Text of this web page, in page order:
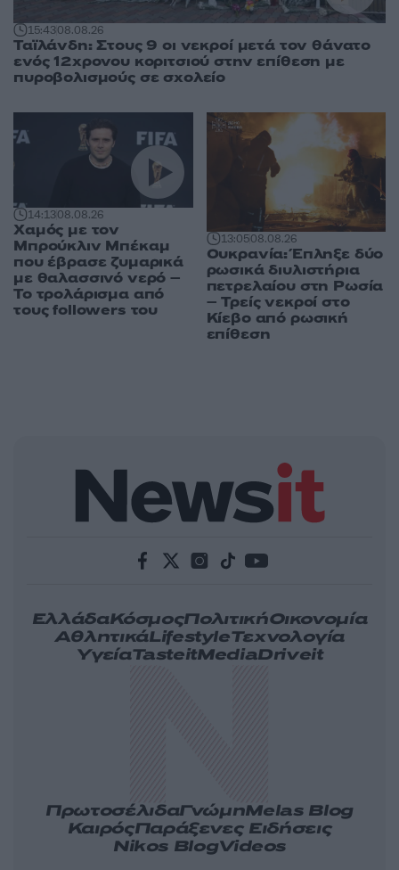
15:4308.08.26
Ταϊλάνδη: Στους 9 οι νεκροί μετά τον θάνατο
ενός 12χρονου κοριτσιού στην επίθεση με
πυροβολισμούς σε σχολείο
14:1308.08.26
Χαμός με τον
Μπρούκλιν Μπέκαμ
που έβρασε ζυμαρικά
με θαλασσινό νερό –
Το τρολάρισμα από
τους followers του
13:0508.08.26
Ουκρανία: Έπληξε δύο
ρωσικά διυλιστήρια
πετρελαίου στη Ρωσία
– Τρείς νεκροί στο
Κίεβο από ρωσική
επίθεση
ΕλλάδαΚόσμοςΠολιτικήΟικονομία
ΑθλητικάLifestyleΤεχνολογία
ΥγείαTasteitMediaDriveit
ΠρωτοσέλιδαΓνώμηMelas Blog
ΚαιρόςΠαράξενες Ειδήσεις
Nikos BlogVideos